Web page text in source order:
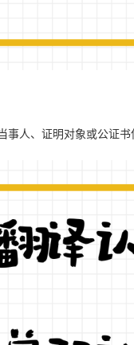
人、证明对象或公证